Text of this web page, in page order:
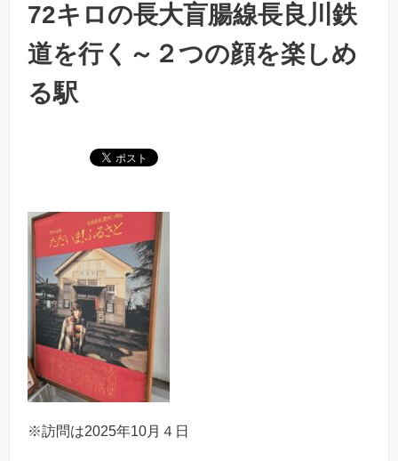
72キロの長大盲腸線長良川鉄
道を行く～２つの顔を楽しめ
る駅
※訪問は2025年10月４日